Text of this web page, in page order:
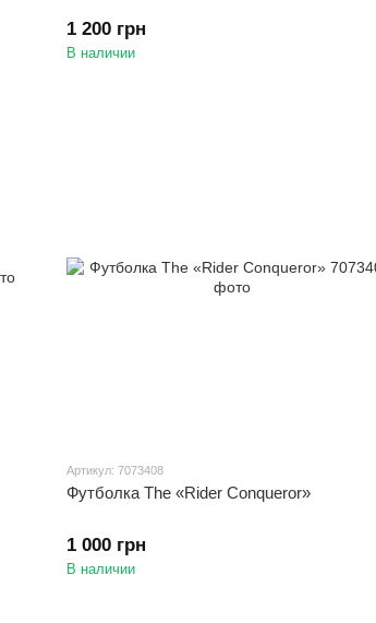
1 200 грн
В наличии
Артикул: 7073408
Футболка The «Rider Conqueror»
1 000 грн
В наличии